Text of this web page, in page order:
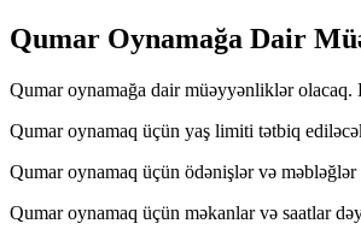
Qumar Oynamağa Dair
Qumar oynamağa dair müəyyənliklər
Qumar oynamaq üçün yaş limiti tətbiq
Qumar oynamaq üçün ödənişlər və
Qumar oynamaq üçün məkanlar və saatlar